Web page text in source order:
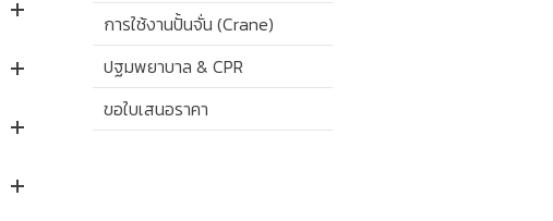
การใช้งานปั้นจั่น (Crane)
ปฐมพยาบาล & CPR
ขอใบเสนอราคา